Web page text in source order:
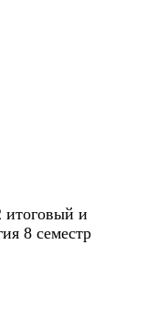
итоговый и
8 семестр